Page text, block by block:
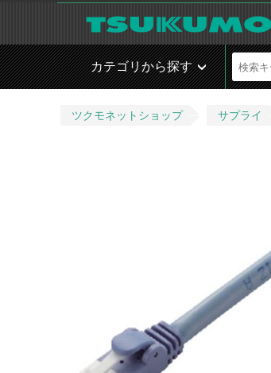
カテゴリから探す
ツクモネットショップ サプライ